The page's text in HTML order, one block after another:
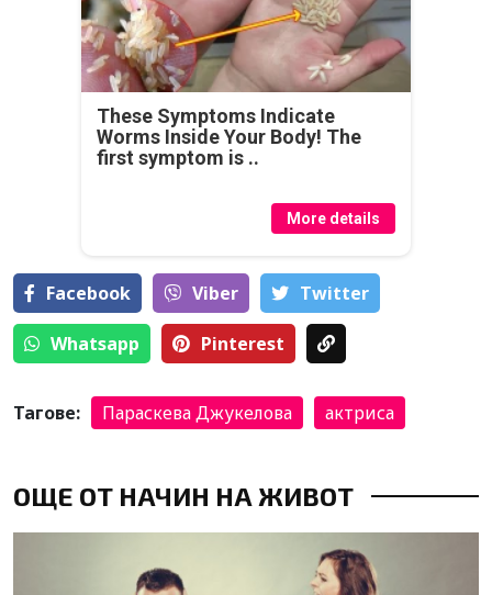
These Symptoms Indicate
Worms Inside Your Body! The
first symptom is ..
More details
Facebook Viber Тwitter
Whatsapp Pinterest
Тагове: Параскева Джукелова актриса
ОЩЕ ОТ НАЧИН НА ЖИВОТ